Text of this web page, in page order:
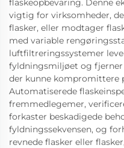
flaskeopbevaring. Denne
vigtig for virksomheder,
flasker, eller modtager
med variable
luftfiltreringssystemer
fyldningsmiljøet og
der kunne kompromittere
Automatiserede
fremmedlegemer,
forkaster beskadigede
fyldningssekvensen, og
revnede flasker eller